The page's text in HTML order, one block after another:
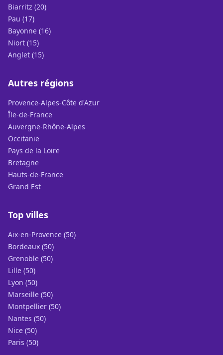
Biarritz (20)
Pau (17)
Bayonne (16)
Niort (15)
Anglet (15)
Autres régions
Provence-Alpes-Côte d'Azur
Île-de-France
Auvergne-Rhône-Alpes
Occitanie
Pays de la Loire
Bretagne
Hauts-de-France
Grand Est
Top villes
Aix-en-Provence (50)
Bordeaux (50)
Grenoble (50)
Lille (50)
Lyon (50)
Marseille (50)
Montpellier (50)
Nantes (50)
Nice (50)
Paris (50)